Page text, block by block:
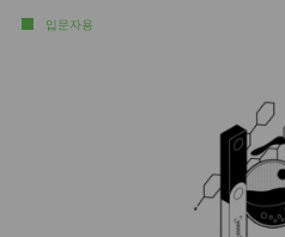
입문자용